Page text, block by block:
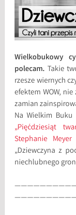
Wielkobukowy
polecam. Takie
rzesze wiernych
efektem WOW,
zamian
Na Wielkim
„Pięćdziesiąt
Stephanie Meyer
„Dziewczyna z
niechlubnego